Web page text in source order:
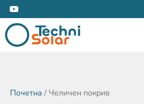
Почетна / Челичен покрив